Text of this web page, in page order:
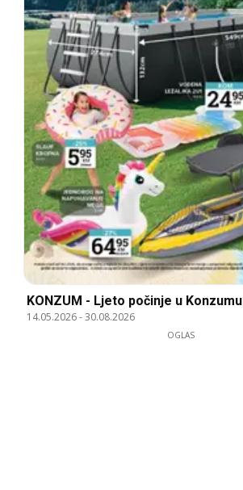
KONZUM - Ljeto počinje u Konzumu
14.05.2026-30.08.2026
OGLAS